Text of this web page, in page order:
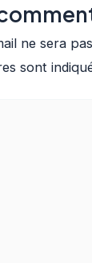
ne sera
sont